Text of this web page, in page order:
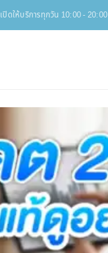
เปิดให้บริการทุกวัน 10:00 - 20:00